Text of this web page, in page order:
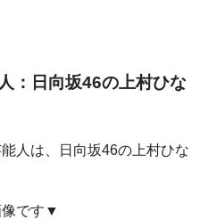
：日向坂46の上村ひな
人は、日向坂46の上村ひな
像です▼